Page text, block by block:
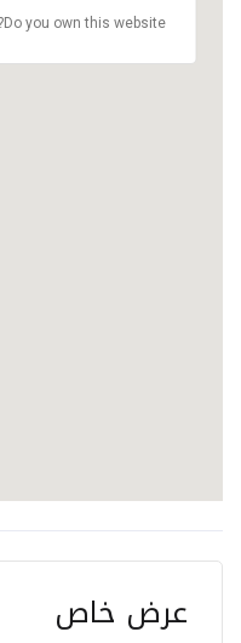
Do you own this website?
عرض خاص